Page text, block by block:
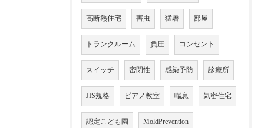
高断熱住宅 害虫 猛暑 部屋
トランクルーム 負圧 コンセント
スイッチ 密閉性 感染予防 診療所
JIS規格 ピアノ教室 喘息 気密住宅
認定こども園 MoldPrevention